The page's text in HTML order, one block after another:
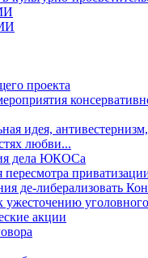
проекта
идея,
любви...
дела ЮКОСа
де-либерализовать
уголовного
акции